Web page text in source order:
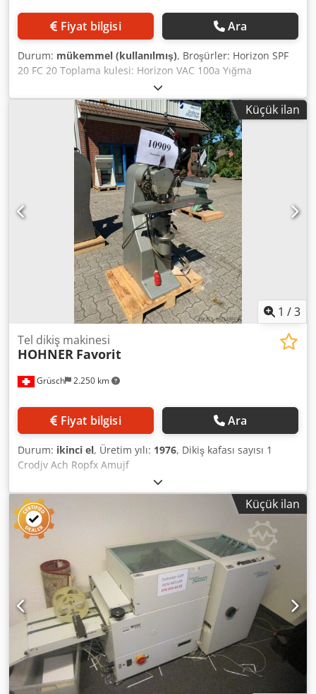
Fiyat bilgisi Ara
Durum: mükemmel (kullanılmış), Broşürler: Horizon SPF
20 FC 20 Toplama kulesi: Horizon VAC 100a Yığma
makinesi: PJ77R Crodpfjwz Skqox Amuef
Küçük ilan
1 /3
Grüsch 2.250 km
Tel dikiş makinesi
HOHNER Favorit
Fiyat bilgisi Ara
Durum: ikinci el, Üretim yılı: 1976, Dikiş kafası sayısı 1
Crodjv Ach Ropfx Amujf
Küçük ilan